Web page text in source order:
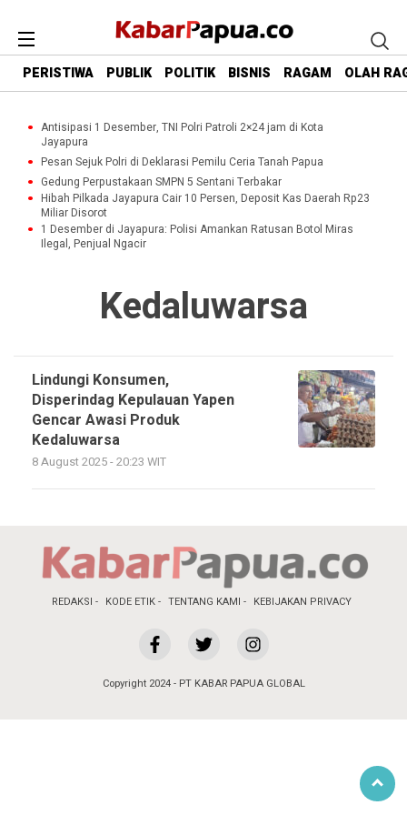
PERISTIWA PUBLIK POLITIK BISNIS RAGAM OLAH
Antisipasi 1 Desember, TNI Polri Patroli 2×24 jam di Kota
Jayapura
Pesan Sejuk Polri di Deklarasi Pemilu Ceria Tanah Papua
Gedung Perpustakaan SMPN 5 Sentani Terbakar
Hibah Pilkada Jayapura Cair 10 Persen, Deposit Kas Daerah Rp23
Miliar Disorot
1 Desember di Jayapura: Polisi Amankan Ratusan Botol Miras
Ilegal, Penjual Ngacir
Kedaluwarsa
Lindungi Konsumen,
Disperindag Kepulauan Yapen
Gencar Awasi Produk
Kedaluwarsa
8 August 2025 - 20:23 WIT
REDAKSI KODE ETIK TENTANG KAMI KEBIJAKAN PRIVACY
Copyright 2024 - PT KABAR PAPUA GLOBAL